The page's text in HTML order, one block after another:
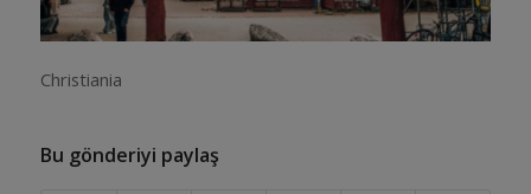
Christiania
Bu gönderiyi paylaş